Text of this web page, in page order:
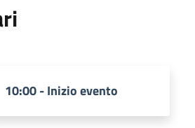
10:00 - Inizio evento